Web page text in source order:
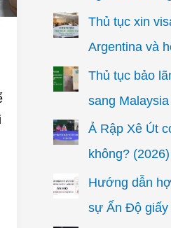
Thủ tục xin
Argentina và
Thủ tục bảo
sang
Ả Rập Xê Út
không? (2026)
Hướng dẫn
sự Ấn Độ giấy